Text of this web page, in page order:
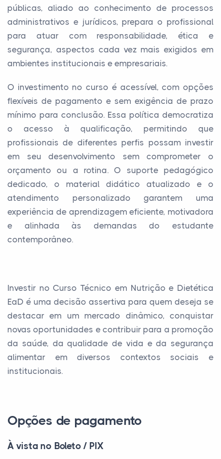
públicas, aliado ao conhecimento de processos
administrativos e jurídicos, prepara o profissional
para atuar com responsabilidade, ética e
segurança, aspectos cada vez mais exigidos em
ambientes institucionais e empresariais.
O investimento no curso é acessível, com opções
flexíveis de pagamento e sem exigência de prazo
mínimo para conclusão. Essa política democratiza
o acesso à qualificação, permitindo que
profissionais de diferentes perfis possam investir
em seu desenvolvimento sem comprometer o
orçamento ou a rotina. O suporte pedagógico
dedicado, o material didático atualizado e o
atendimento personalizado garantem uma
experiência de aprendizagem eficiente, motivadora
e alinhada às demandas do estudante
contemporâneo.
Investir no Curso Técnico em Nutrição e Dietética
EaD é uma decisão assertiva para quem deseja se
destacar em um mercado dinâmico, conquistar
novas oportunidades e contribuir para a promoção
da saúde, da qualidade de vida e da segurança
alimentar em diversos contextos sociais e
institucionais.
Opções de pagamento
À vista no Boleto / PIX